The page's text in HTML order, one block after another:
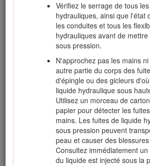
Vérifiez le serrage de tous
hydrauliques, ainsi que l'état
les conduites et tous les
hydrauliques avant de
sous pression.
N'approchez pas les mains
autre partie du corps des
d'épingle ou des gicleurs
liquide hydraulique sous
Utilisez un morceau de
papier pour détecter les
mains. Les fuites de liquide
sous pression peuvent
peau et causer des
Consultez immédiatement
du liquide est injecté sous la
La liste qui suit contient des
spécifiques aux produits Toro ou
renseignements relatifs à la sécurité
normes CEN, ISO et ANSI mais dont il
Ce produit peut sectionner les mains ou
projeter des objets. Respectez toujours
consignes de sécurité pour éviter des
ou mortelles.
L'utilisation de ce produit à d'autres fins
est prévue peut être dangereuse pour
personnes à proximité.
Attention